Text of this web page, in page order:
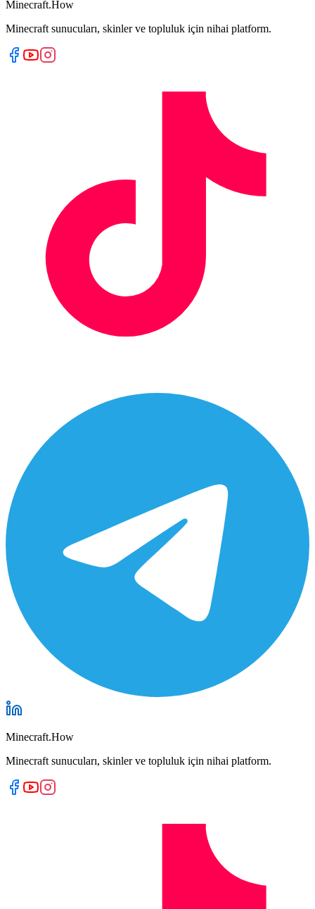
Minecraft.How
Minecraft sunucuları, skinler ve topluluk için nihai platform.
Minecraft.How
Minecraft sunucuları, skinler ve topluluk için nihai platform.